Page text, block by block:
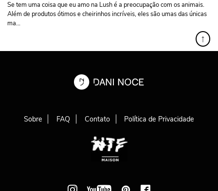
Se tem uma coisa que eu amo na Lush é a preocupação com os animais.
Além de produtos ótimos e cheirinhos incríveis, eles são umas das únicas
ma...
↑
Sobre FAQ Contato Política de Privacidade